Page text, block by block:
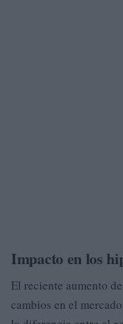
Impacto en los
El reciente aumento
cambios en el